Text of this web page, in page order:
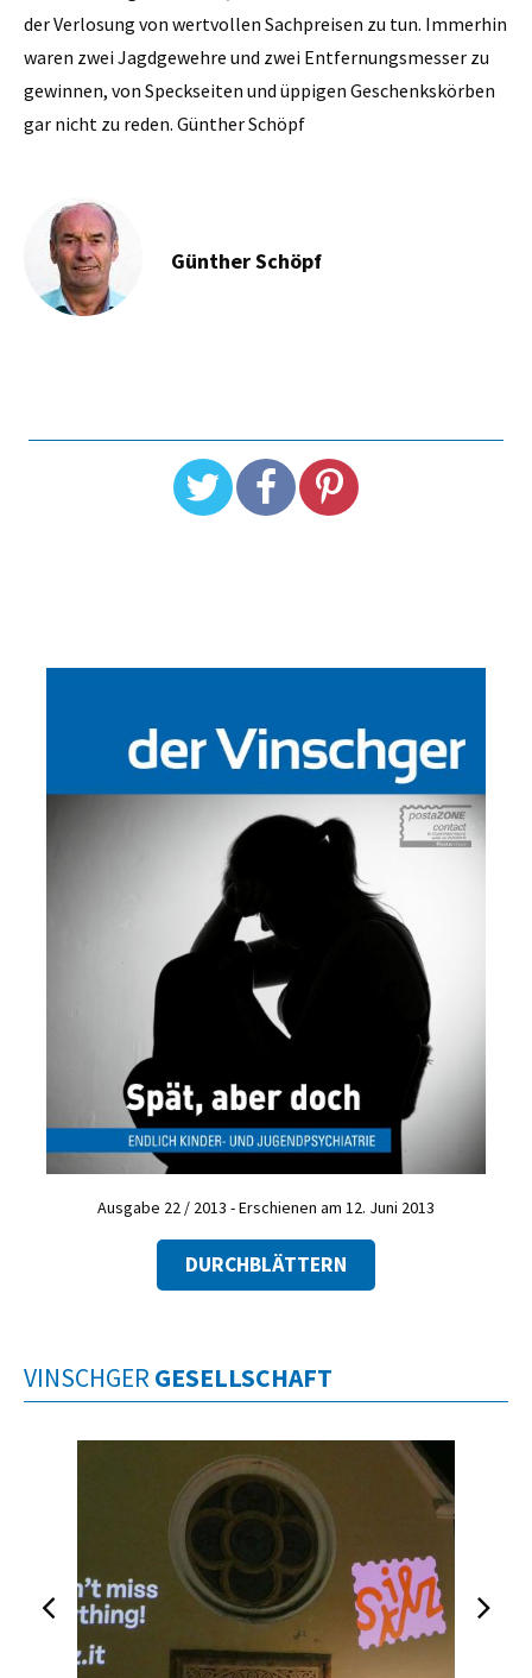
der Verlosung von wertvollen Sachpreisen zu tun. Immerhin
waren zwei Jagdgewehre und zwei Entfernungsmesser zu
gewinnen, von Speckseiten und üppigen Geschenkskörben
gar nicht zu reden. Günther Schöpf
Günther Schöpf
Ausgabe 22 / 2013 - Erschienen am 12. Juni 2013
DURCHBLÄTTERN
VINSCHGER GESELLSCHAFT